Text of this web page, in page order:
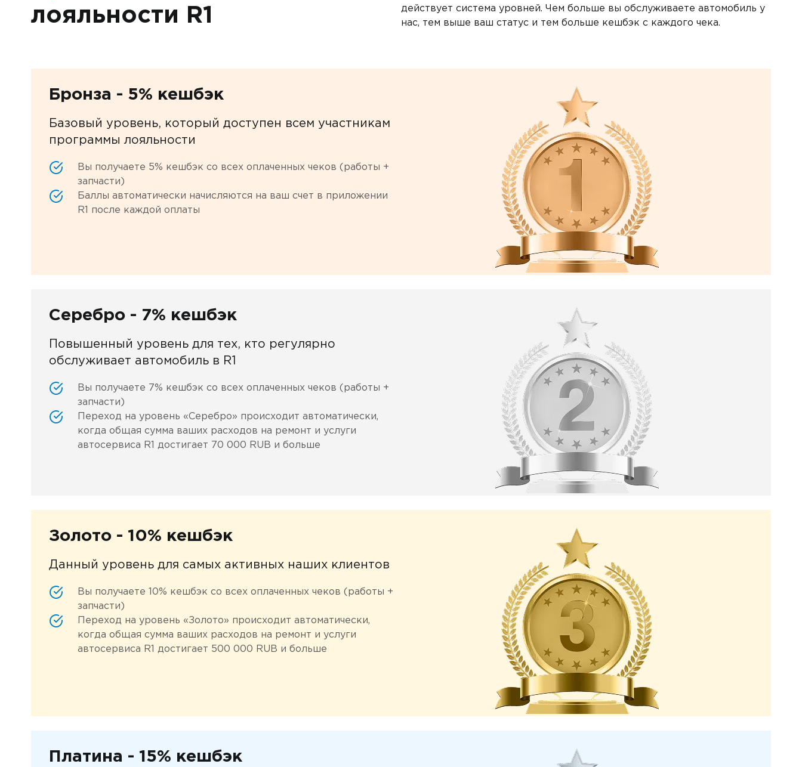
лояльности R1
действует система уровней. Чем больше вы обслуживаете автомобиль у
нас, тем выше ваш статус и тем больше кешбэк с каждого чека.
Бронза - 5% кешбэк
Базовый уровень, который доступен всем участникам
программы лояльности
Вы получаете 5% кешбэк со всех оплаченных чеков (работы +
запчасти)
Баллы автоматически начисляются на ваш счет в приложении
R1 после каждой оплаты
Серебро - 7% кешбэк
Повышенный уровень для тех, кто регулярно
обслуживает автомобиль в R1
Вы получаете 7% кешбэк со всех оплаченных чеков (работы +
запчасти)
Переход на уровень «Серебро» происходит автоматически,
когда общая сумма ваших расходов на ремонт и услуги
автосервиса R1 достигает 70 000 RUB и больше
Золото - 10% кешбэк
Данный уровень для самых активных наших клиентов
Вы получаете 10% кешбэк со всех оплаченных чеков (работы +
запчасти)
Переход на уровень «Золото» происходит автоматически,
когда общая сумма ваших расходов на ремонт и услуги
автосервиса R1 достигает 500 000 RUB и больше
Платина - 15% кешбэк